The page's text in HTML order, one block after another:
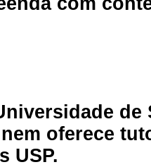
oferece
USP.